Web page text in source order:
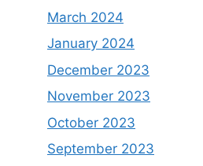
March 2024
January 2024
December 2023
November 2023
October 2023
September 2023